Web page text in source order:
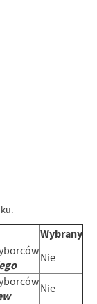
Wybrany
Nie
Nie